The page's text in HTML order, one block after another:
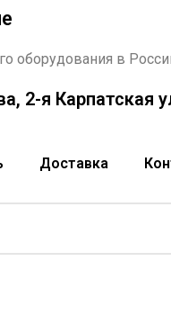
оборудования в
2-я Карпатская
Доставка